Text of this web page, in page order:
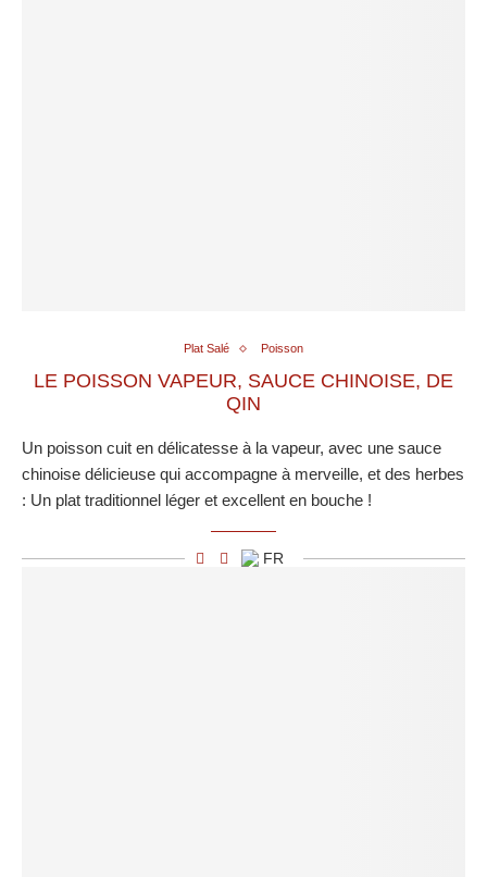
Plat Salé Poisson
LE POISSON VAPEUR, SAUCE CHINOISE, DE
QIN
Un poisson cuit en délicatesse à la vapeur, avec une sauce
chinoise délicieuse qui accompagne à merveille, et des herbes
: Un plat traditionnel léger et excellent en bouche !
FR